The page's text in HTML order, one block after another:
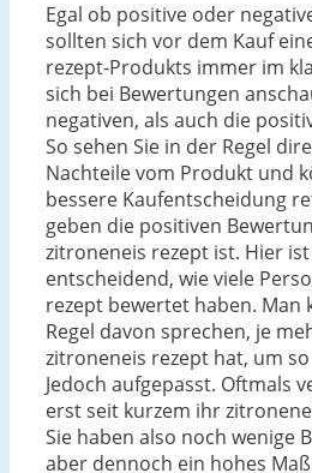
Egal ob positive oder
sollten sich vor dem Kauf
rezept-Produkts immer im
sich bei Bewertungen
negativen, als auch die
So sehen Sie in der Regel
Nachteile vom Produkt und
bessere Kaufentscheidung
geben die positiven
zitroneneis rezept ist. Hier
entscheidend, wie viele
rezept bewertet haben. Man
Regel davon sprechen, je
zitroneneis rezept hat, um
Jedoch aufgepasst. Oftmals
erst seit kurzem ihr
Sie haben also noch wenige
aber dennoch ein hohes